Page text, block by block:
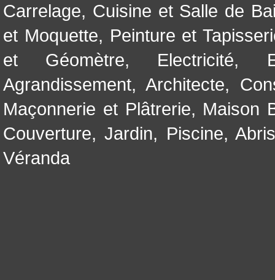
Carrelage, Cuisine et Salle de
et Moquette, Peinture et
et Géomètre, Electricité,
Agrandissement, Architecte,
Maçonnerie et Plâtrerie, Maison
Couverture,Jardin, Piscine,
Véranda